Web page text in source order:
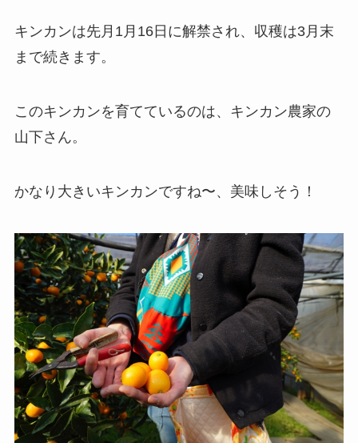
キンカンは先月1月16日に解禁され、収穫は3月末
まで続きます。
このキンカンを育てているのは、キンカン農家の
山下さん。
かなり大きいキンカンですね〜、美味しそう！